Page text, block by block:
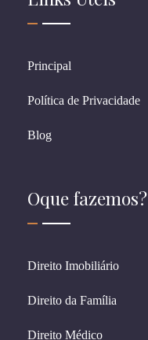
Principal
Política de Privacidade
Blog
Oque fazemos?
Direito Imobiliário
Direito da Família
Direito Médico